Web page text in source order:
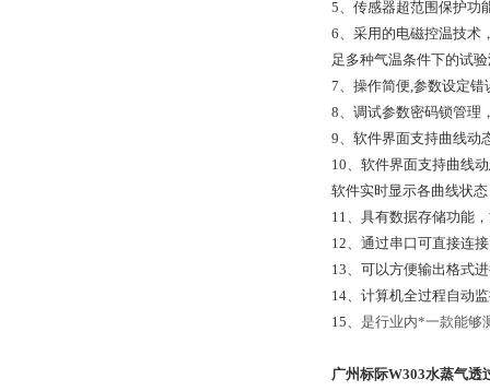
5、传感器超范围保护功
6、采用的电磁控温技术
足多种气温条件下的试
7、操作简便,参数设定错
8、调试参数密码锁管理
9、软件界面支持曲线动
10、软件界面支持曲线
软件实时显示各曲线状
11、具有数据存储功能
12、通过串口可直接连
13、可以方便输出格式
14、计算机全过程自动
15、 是行业内*一款能够
广州标际W303水蒸气透